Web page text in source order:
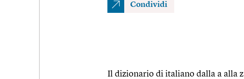
Condividi
Il dizionario di italiano dalla a alla z